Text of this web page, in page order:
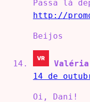
Passa lá
http://
Beijos
14 de
Oi, Dani!